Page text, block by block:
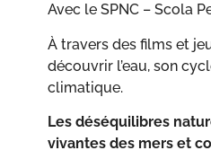
Avec le SPNC – Scola
À travers des films et
découvrir l’eau, son
climatique.
Les déséquilibres
vivantes des mers et